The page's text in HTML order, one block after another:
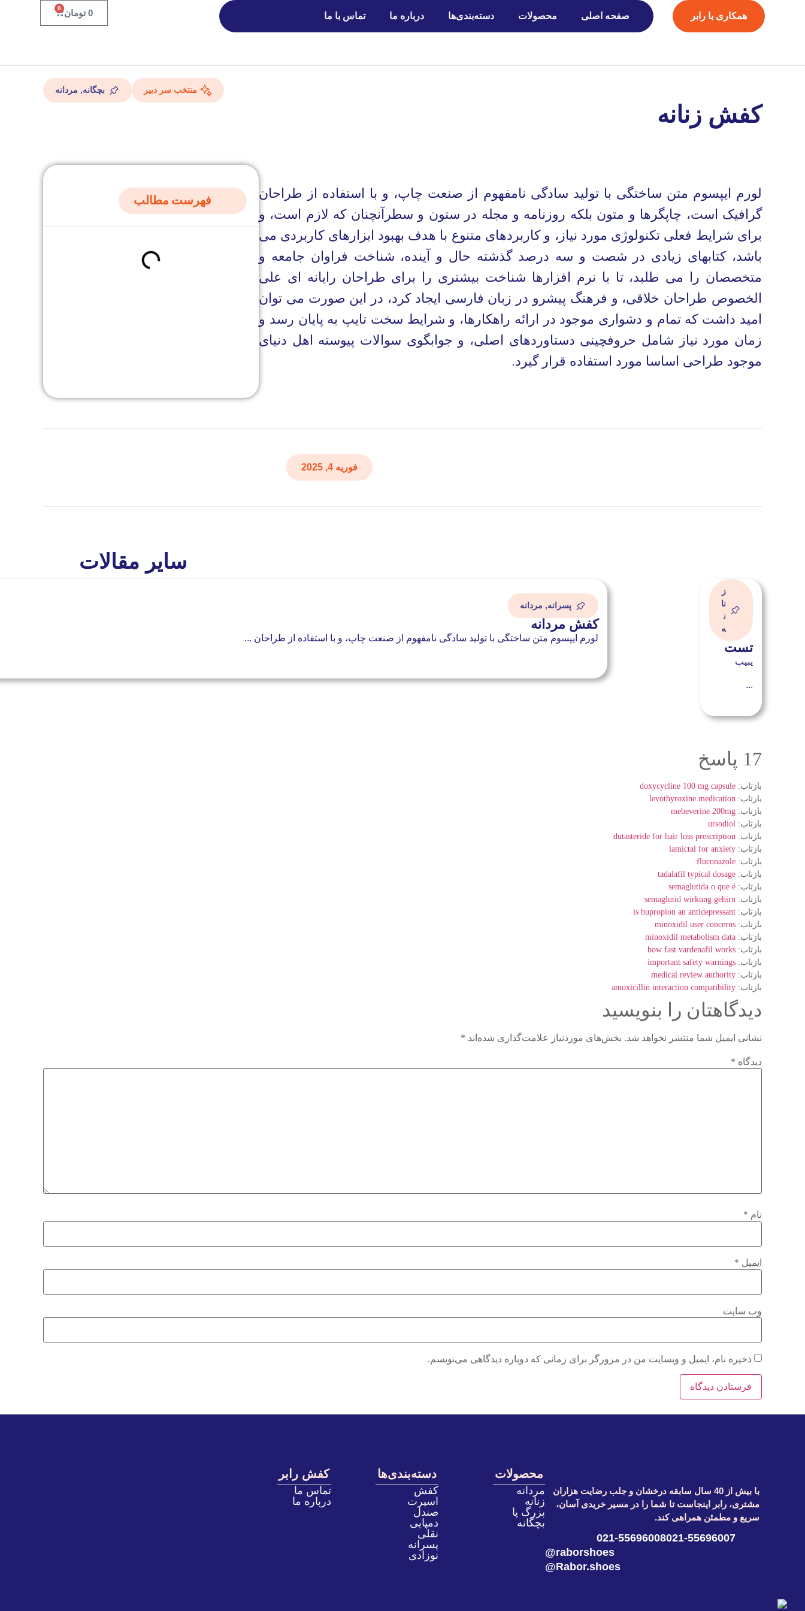
همکاری با رابر صفحه اصلی محصولات دسته‌بندی‌ها درباره ما تماس با ما 0 تومان 0
بچگانه, مردانه منتخب سر دبیر
کفش زنانه
لورم ایپسوم متن ساختگی با تولید سادگی نامفهوم از صنعت چاپ، و با استفاده از طراحان
گرافیک است، چاپگرها و متون بلکه روزنامه و مجله در ستون و سطرآنچنان که لازم است، و
برای شرایط فعلی تکنولوژی مورد نیاز، و کاربردهای متنوع با هدف بهبود ابزارهای کاربردی می
باشد، کتابهای زیادی در شصت و سه درصد گذشته حال و آینده، شناخت فراوان جامعه و
متخصصان را می طلبد، تا با نرم افزارها شناخت بیشتری را برای طراحان رایانه ای علی
الخصوص طراحان خلاقی، و فرهنگ پیشرو در زبان فارسی ایجاد کرد، در این صورت می توان
امید داشت که تمام و دشواری موجود در ارائه راهکارها، و شرایط سخت تایپ به پایان رسد و
زمان مورد نیاز شامل حروفچینی دستاوردهای اصلی، و جوابگوی سوالات پیوسته اهل دنیای
موجود طراحی اساسا مورد استفاده قرار گیرد.
فهرست مطالب
فوریه 4, 2025
سایر مقالات
ز
نا
ن
ه
تست
یبیب
...
پسرانه, مردانه
کفش مردانه
لورم ایپسوم متن ساختگی با تولید سادگی نامفهوم از صنعت چاپ، و با استفاده از طراحان ...
17 پاسخ
بازتاب: doxycycline 100 mg capsule
بازتاب: levothyroxine medication
بازتاب: mebeverine 200mg
بازتاب: ursodiol
بازتاب: dutasteride for hair loss prescription
بازتاب: lamictal for anxiety
بازتاب: fluconazole
بازتاب: tadalafil typical dosage
بازتاب: semaglutida o que é
بازتاب: semaglutid wirkung gehirn
بازتاب: is bupropion an antidepressant
بازتاب: minoxidil user concerns
بازتاب: minoxidil metabolism data
بازتاب: how fast vardenafil works
بازتاب: important safety warnings
بازتاب: medical review authority
بازتاب: amoxicillin interaction compatibility
دیدگاهتان را بنویسید
نشانی ایمیل شما منتشر نخواهد شد. بخش‌های موردنیاز علامت‌گذاری شده‌اند *
دیدگاه *
نام *
ایمیل *
وب‌ سایت
ذخیره نام، ایمیل و وبسایت من در مرورگر برای زمانی که دوباره دیدگاهی می‌نویسم.
با بیش از 40 سال سابقه درخشان و جلب رضایت هزاران
مشتری، رابر اینجاست تا شما را در مسیر خریدی آسان،
سریع و مطمئن همراهی کند.
021-55696007
021-55696008
raborshoes@
Rabor.shoes@
محصولات
مردانه
زنانه
بزرگ پا
بچگانه
دسته‌بندی‌ها
کفش
اسپرت
صندل
دمپایی
نقلی
پسرانه
نوزادی
کفش رابر
تماس ما
درباره ما